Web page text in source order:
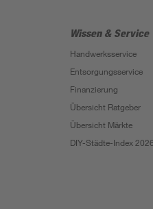
Wissen & Service
Handwerksservice
Entsorgungsservice
Finanzierung
Übersicht Ratgeber
Übersicht Märkte
DIY-Städte-Index 2026